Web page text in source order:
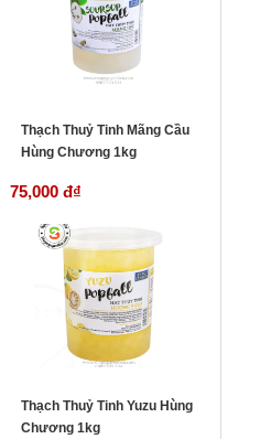
Thạch Thuỷ Tinh Mãng Cầu
Hùng Chương 1kg
75,000 đ₫
Thạch Thuỷ Tinh Yuzu Hùng
Chương 1kg